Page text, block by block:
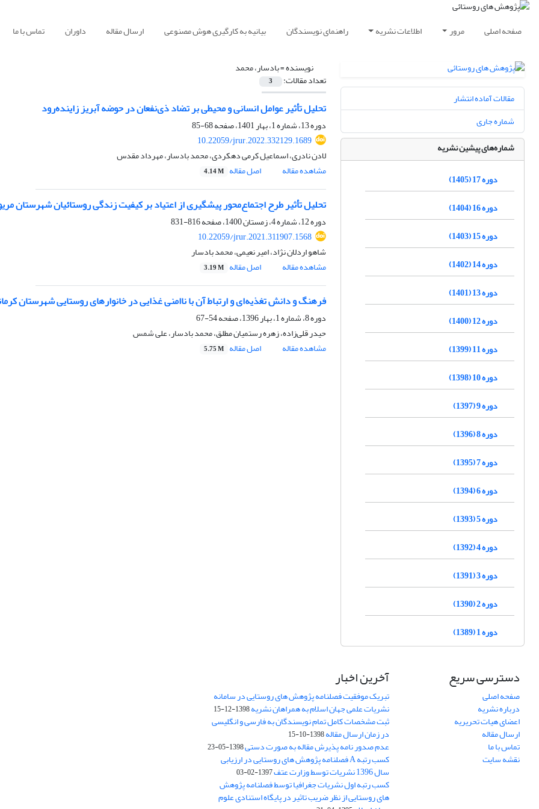
صفحه اصلی مرور اطلاعات نشریه راهنمای نویسندگان بیانیه به کارگیری هوش مصنوعی ارسال مقاله داوران تماس با ما
نویسنده =بادسار، محمد
تعداد مقالات: 3
تحلیل تأثیر عوامل انسانی و محیطی بر تضاد ذی‌نفعان در حوضه آبریز زاینده‌رود
دوره 13، شماره 1، بهار 1401، صفحه
68-85
10.22059/jrur.2022.332129.1689
لادن نادری، اسماعیل کرمی دهکردی، محمد بادسار، مهرداد مقدس
مشاهده مقاله
اصل مقاله 4.14 M
تحلیل تأثیر طرح اجتماع‌محور پیشگیری از اعتیاد بر کیفیت زندگی روستائیان شهرستان
دوره 12، شماره 4، زمستان 1400، صفحه
816-831
10.22059/jrur.2021.311907.1568
شاهو اردلان نژاد، امیر نعیمی، محمد بادسار
مشاهده مقاله
اصل مقاله 3.19 M
فرهنگ و دانش تغذیه‌ای و ارتباط آن با ناامنی غذایی در خانوارهای روستایی شهرستان
دوره 8، شماره 1، بهار 1396، صفحه
54-67
حیدر قلی‌زاده، زهره رستمیان‌ مطلق، محمد بادسار، علی شمس
مشاهده مقاله
اصل مقاله 5.75 M
مقالات آماده انتشار
شماره جاری
شماره‌های پیشین نشریه
دوره 17 (1405)
دوره 16 (1404)
دوره 15 (1403)
دوره 14 (1402)
دوره 13 (1401)
دوره 12 (1400)
دوره 11 (1399)
دوره 10 (1398)
دوره 9 (1397)
دوره 8 (1396)
دوره 7 (1395)
دوره 6 (1394)
دوره 5 (1393)
دوره 4 (1392)
دوره 3 (1391)
دوره 2 (1390)
دوره 1 (1389)
دسترسی سریع
صفحه اصلی
درباره نشریه
اعضای هیات تحریریه
ارسال مقاله
تماس با ما
نقشه سایت
آخرین اخبار
تبریک موفقیت فصلنامه پژوهش های روستایی در سامانه
نشریات علمی جهان اسلام به همراهان نشریه1398-12-15
ثبت مشخصات کامل تمام نویسندگان به فارسی و انگلیسی
در زمان ارسال مقاله1398-10-15
عدم صدور نامه پذیرش مقاله به صورت دستی1398-05-23
کسب رتبه A فصلنامه پژوهش های روستایی در ارزیابی
سال 1396 نشریات توسط وزارت عتف 1397-02-03
کسب رتبه اول نشریات جغرافیا توسط فصلنامه پژوهش
های روستایی از نظر ضریب تاثیر در پایگاه استنادی علوم